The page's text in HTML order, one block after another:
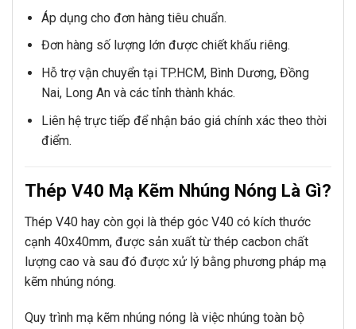
Áp dụng cho đơn hàng tiêu chuẩn.
Đơn hàng số lượng lớn được chiết khấu riêng.
Hỗ trợ vận chuyển tại TP.HCM, Bình Dương, Đồng
Nai, Long An và các tỉnh thành khác.
Liên hệ trực tiếp để nhận báo giá chính xác theo thời
điểm.
Thép V40 Mạ Kẽm Nhúng Nóng Là Gì?
Thép V40 hay còn gọi là thép góc V40 có kích thước
cạnh 40x40mm, được sản xuất từ thép cacbon chất
lượng cao và sau đó được xử lý bằng phương pháp mạ
kẽm nhúng nóng.
Quy trình mạ kẽm nhúng nóng là việc nhúng toàn bộ